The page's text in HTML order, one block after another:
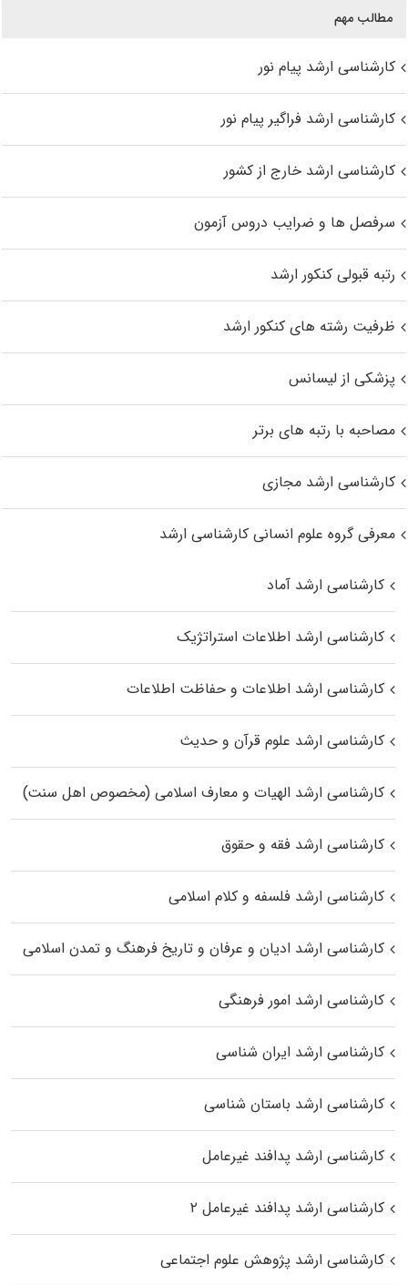
مطالب مهم
کارشناسی ارشد پیام نور
کارشناسی ارشد فراگیر پیام نور
کارشناسی ارشد خارج از کشور
سرفصل ها و ضرایب دروس آزمون
رتبه قبولی کنکور ارشد
ظرفیت رشته های کنکور ارشد
پزشکی از لیسانس
مصاحبه با رتبه های برتر
کارشناسی ارشد مجازی
معرفی گروه علوم انسانی کارشناسی ارشد
کارشناسی ارشد آماد
کارشناسی ارشد اطلاعات استراتژیک
کارشناسی ارشد اطلاعات و حفاظت اطلاعات
کارشناسی ارشد علوم قرآن و حدیث
کارشناسی ارشد الهیات و معارف اسلامی (مخصوص اهل سنت)
کارشناسی ارشد فقه و حقوق
کارشناسی ارشد فلسفه و کلام اسلامی
کارشناسی ارشد ادیان و عرفان و تاریخ فرهنگ و تمدن اسلامی
کارشناسی ارشد امور فرهنگی
کارشناسی ارشد ایران شناسی
کارشناسی ارشد باستان شناسی
کارشناسی ارشد پدافند غیرعامل
کارشناسی ارشد پدافند غیرعامل ۲
کارشناسی ارشد پژوهش علوم اجتماعی